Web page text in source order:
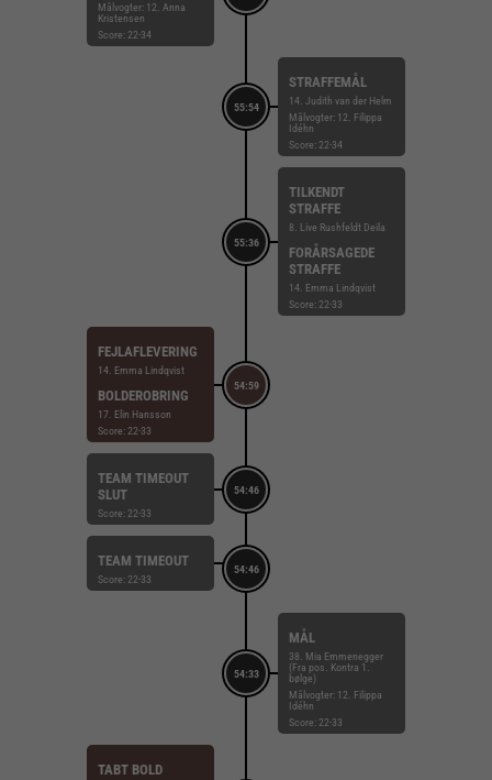
Målvogter: 12. Anna
Kristensen
Score: 22-34
55:54
STRAFFEMÅL
14. Judith van der Helm
Målvogter: 12. Filippa
Idéhn
Score: 22-34
55:36
TILKENDT
STRAFFE
8. Live Rushfeldt Deila
FORÅRSAGEDE
STRAFFE
14. Emma Lindqvist
Score: 22-33
54:59
FEJLAFLEVERING
14. Emma Lindqvist
BOLDEROBRING
17. Elin Hansson
Score: 22-33
54:46
TEAM TIMEOUT
SLUT
Score: 22-33
54:46
TEAM TIMEOUT
Score: 22-33
54:33
MÅL
38. Mia Emmenegger
(Fra pos. Kontra 1.
bølge)
Målvogter: 12. Filippa
Idéhn
Score: 22-33
TABT BOLD